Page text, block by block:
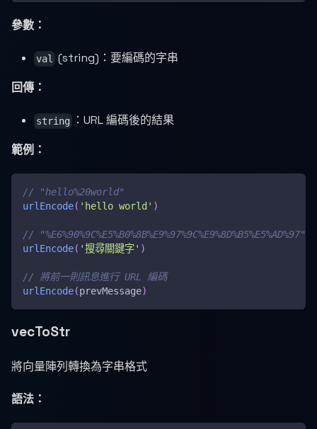
參數：
val
(string)：要編碼的字串
回傳：
string
：URL 編碼後的結果
範例：
// "hello%20world"
urlEncode( 'hello world' )
// "%E6%90%9C%E5%B0%8B%E9%97%9C%E9%8D%B5%E5%AD%97"
urlEncode( '搜尋關鍵字' )
// 將前一則訊息進行 URL 編碼
urlEncode(prevMessage)
vecToStr
將向量陣列轉換為字串格式
語法：